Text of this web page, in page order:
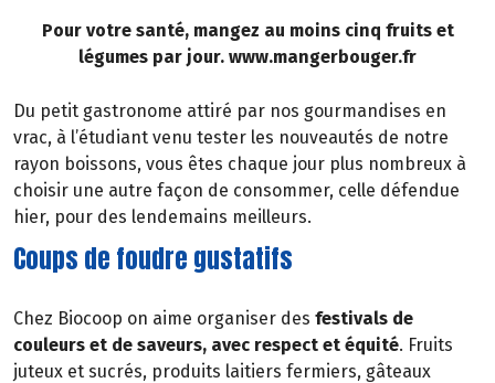
Pour votre santé, mangez au moins cinq fruits et
légumes par jour. www.mangerbouger.fr
Du petit gastronome attiré par nos gourmandises en
vrac, à l’étudiant venu tester les nouveautés de notre
rayon boissons, vous êtes chaque jour plus nombreux à
choisir une autre façon de consommer, celle défendue
hier, pour des lendemains meilleurs.
Coups de foudre gustatifs
Chez Biocoop on aime organiser des festivals de
couleurs et de saveurs, avec respect et équité. Fruits
juteux et sucrés, produits laitiers fermiers, gâteaux